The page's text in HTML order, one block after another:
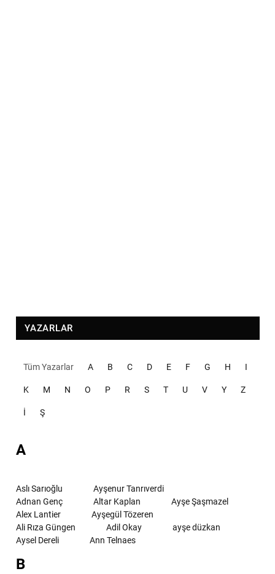
YAZARLAR
Tüm Yazarlar A B C D E F G H I
K M N O P R S T U V Y Z
İ Ş
A
Aslı Sarıoğlu
Ayşenur Tanrıverdi
Adnan Genç
Altar Kaplan
Ayşe Şaşmazel
Alex Lantier
Ayşegül Tözeren
Ali Rıza Güngen
Adil Okay
ayşe düzkan
Aysel Dereli
Ann Telnaes
B